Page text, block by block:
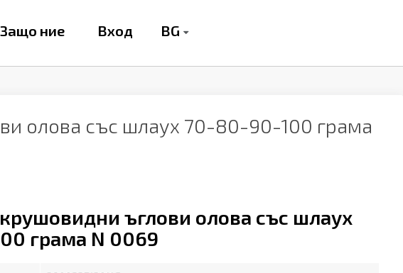
Защо ние Вход BG
олова със шлаух 70-80-90-100 грама
ъглови олова със шлаух
грама N 0069